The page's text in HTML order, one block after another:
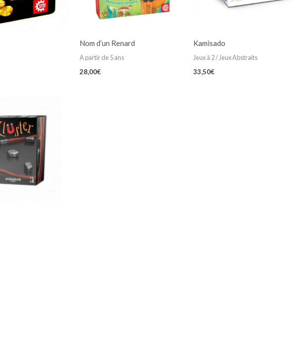
Nom d’un Renard
A partir de 5 ans
28,00€
Kamisado
Jeux à 2 / Jeux Abstraits
33,50€